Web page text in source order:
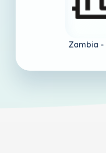
Zambia -